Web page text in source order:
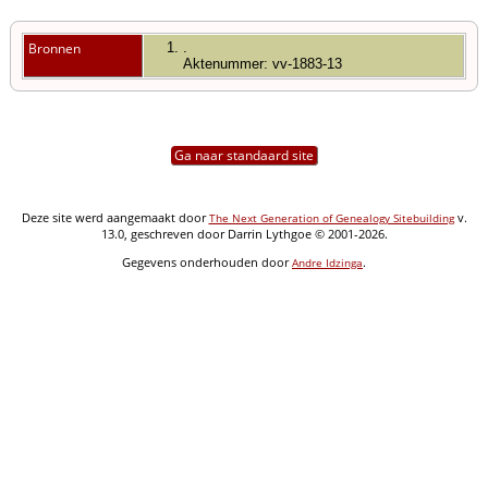
Bronnen
Aktenummer: vv-1883-13
Ga naar standaard site
Deze site werd aangemaakt doorThe Next Generation of Genealogy Sitebuildingv.
13.0, geschreven door Darrin Lythgoe © 2001-2026.
Gegevens onderhouden doorAndre Idzinga.